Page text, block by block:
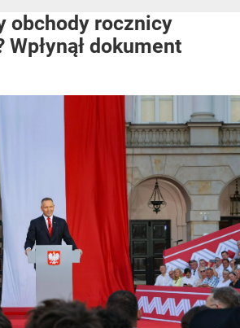
obchody rocznicy
dokument